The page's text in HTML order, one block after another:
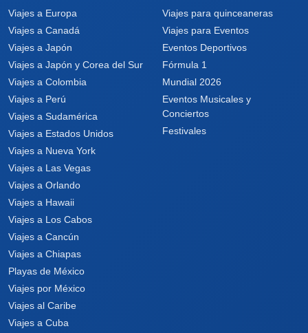
Viajes a Europa
Viajes a Canadá
Viajes a Japón
Viajes a Japón y Corea del Sur
Viajes a Colombia
Viajes a Perú
Viajes a Sudamérica
Viajes a Estados Unidos
Viajes a Nueva York
Viajes a Las Vegas
Viajes a Orlando
Viajes a Hawaii
Viajes a Los Cabos
Viajes a Cancún
Viajes a Chiapas
Playas de México
Viajes por México
Viajes al Caribe
Viajes a Cuba
Viajes para quinceaneras
Viajes para Eventos
Eventos Deportivos
Fórmula 1
Mundial 2026
Eventos Musicales y
Conciertos
Festivales